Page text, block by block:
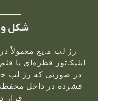
شکل و
رژ لب مایع معمولاً
اپلیکاتور قطره‌ای یا
در صورتی که رژ لب
فشرده در داخل
قرار